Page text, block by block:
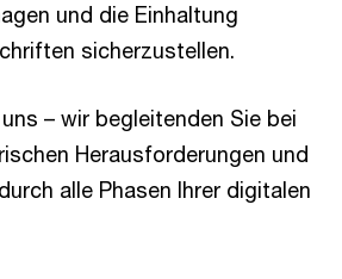
und die Einhaltung
sicherzustellen.
– wir begleitenden Sie bei
Herausforderungen und
alle Phasen Ihrer digitalen